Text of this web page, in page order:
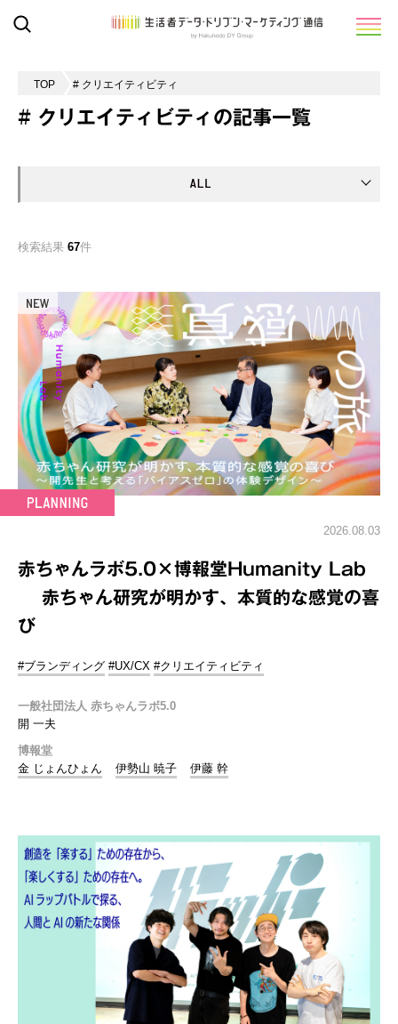
TOP # クリエイティビティ
# クリエイティビティの記事一覧
検索結果 67件
2026.08.03
赤ちゃんラボ5.0×博報堂Humanity Lab
赤ちゃん研究が明かす、本質的な感覚の喜
び
#ブランディング #UX/CX #クリエイティビティ
一般社団法人 赤ちゃんラボ5.0
開 一夫
博報堂
金 じょんひょん
伊勢山 暁子 伊藤 幹